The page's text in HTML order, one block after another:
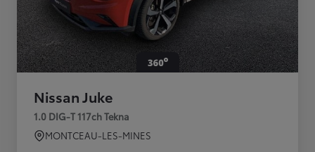
Nissan Juke
1.0 DIG-T 117ch Tekna
MONTCEAU-LES-MINES